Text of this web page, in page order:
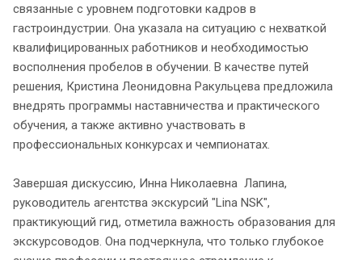
связанные с уровнем подготовки кадров в
гастроиндустрии. Она указала на ситуацию с нехваткой
квалифицированных работников и необходимостью
восполнения пробелов в обучении. В качестве путей
решения, Кристина Леонидовна Ракульцева предложила
внедрять программы наставничества и практического
обучения, а также активно участвовать в
профессиональных конкурсах и чемпионатах.
Завершая дискуссию, Инна Николаевна Лапина,
руководитель агентства экскурсий "Lina NSK",
практикующий гид, отметила важность образования для
экскурсоводов. Она подчеркнула, что только глубокое